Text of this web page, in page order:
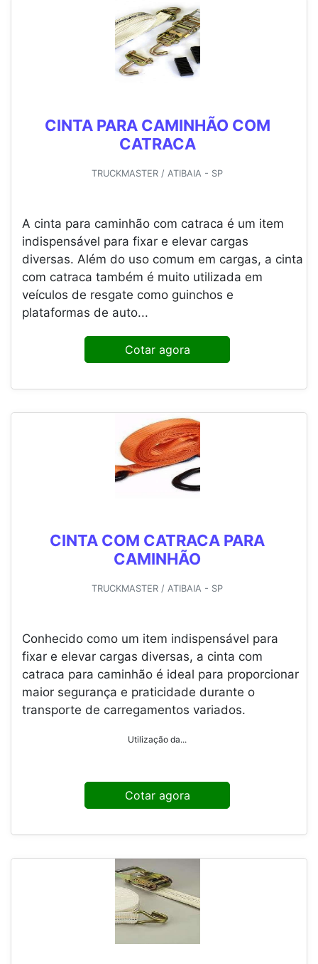
CINTA PARA CAMINHÃO COM
CATRACA
TRUCKMASTER / ATIBAIA - SP
A cinta para caminhão com catraca é um item
indispensável para fixar e elevar cargas
diversas. Além do uso comum em cargas, a cinta
com catraca também é muito utilizada em
veículos de resgate como guinchos e
plataformas de auto...
Cotar agora
CINTA COM CATRACA PARA
CAMINHÃO
TRUCKMASTER / ATIBAIA - SP
Conhecido como um item indispensável para
fixar e elevar cargas diversas, a cinta com
catraca para caminhão é ideal para proporcionar
maior segurança e praticidade durante o
transporte de carregamentos variados.
Utilização da...
Cotar agora